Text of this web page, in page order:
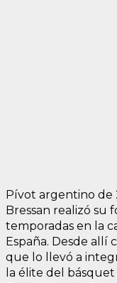
Pívot argentino de
Bressan realizó su
temporadas en la
España. Desde allí
que lo llevó a
la élite del básquet